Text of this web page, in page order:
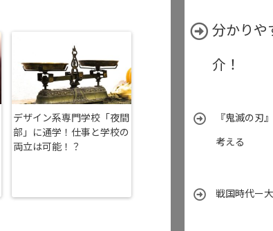
デザイン系専門学校「夜間
部」に通学！仕事と学校の
両立は可能！？
分かりや
介！
『鬼滅の刃
考える
戦国時代ー